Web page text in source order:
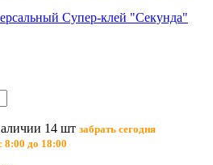
Супер-клей "Секунда"
14 шт забрать сегодня
8:00 до 18:00